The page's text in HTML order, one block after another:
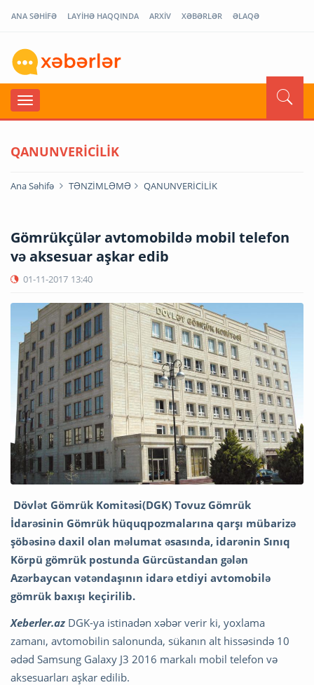
ANA SƏHİFƏ LAYİHƏ HAQQINDA ARXİV XƏBƏRLƏR ƏLAQƏ
QANUNVERİCİLİK
Ana Səhifə TƏNZİMLƏMƏ QANUNVERİCİLİK
Gömrükçülər avtomobildə mobil telefon
və aksesuar aşkar edib
01-11-2017 13:40
Dövlət Gömrük Komitəsi(DGK) Tovuz Gömrük
İdarəsinin Gömrük hüquqpozmalarına qarşı mübarizə
şöbəsinə daxil olan məlumat əsasında, idarənin Sınıq
Körpü gömrük postunda Gürcüstandan gələn
Azərbaycan vətəndaşının idarə etdiyi avtomobilə
gömrük baxışı keçirilib.
Xeberler.az DGK-ya istinadən xəbər verir ki, yoxlama
zamanı, avtomobilin salonunda, sükanın alt hissəsində 10
ədəd Samsung Galaxy J3 2016 markalı mobil telefon və
aksesuarları aşkar edilib.